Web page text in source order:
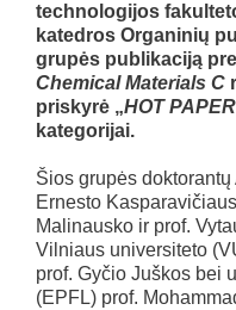
technologijos
katedros Organinių
grupės publikaciją
Chemical Materials C
priskyrė „HOT
kategorijai.
Šios grupės
Ernesto
Malinausko ir prof.
Vilniaus universiteto
prof. Gyčio Juškos bei
(EPFL) prof.